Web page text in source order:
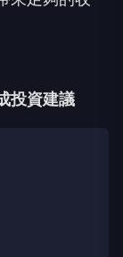
投資建議